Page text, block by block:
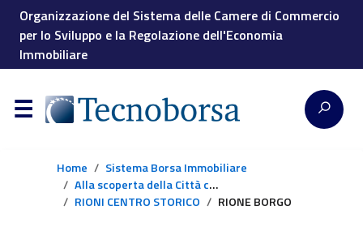
Organizzazione del Sistema delle Camere di Commercio
per lo Sviluppo e la Regolazione dell'Economia
Immobiliare
Home
Sistema Borsa Immobiliare
Alla scoperta della Città con la Borsa Immobiliare
RIONI CENTRO STORICO
RIONE BORGO